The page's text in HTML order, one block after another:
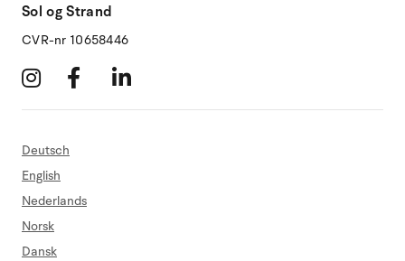
Sol og Strand
CVR-nr 10658446
Deutsch
English
Nederlands
Norsk
Dansk